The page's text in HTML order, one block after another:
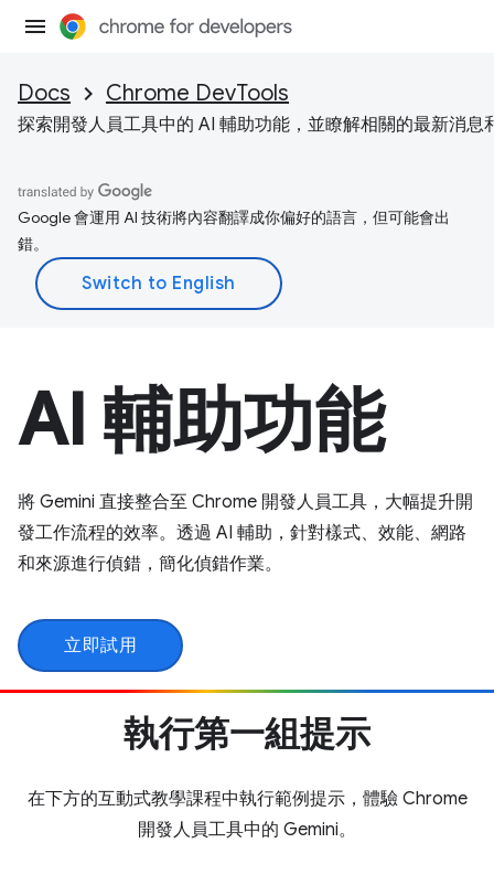
Docs Chrome DevTools
探索開發人員工具中的 AI 輔助功能，並瞭解相關的最新消息
Google 會運用 AI 技術將內容翻譯成你偏好的語言，但可能會出
錯。
AI 輔助功能
將 Gemini 直接整合至 Chrome 開發人員工具，大幅提升開
發工作流程的效率。透過 AI 輔助，針對樣式、效能、網路
和來源進行偵錯，簡化偵錯作業。
立即試用
執行第一組提示
在下方的互動式教學課程中執行範例提示，體驗 Chrome
開發人員工具中的 Gemini。